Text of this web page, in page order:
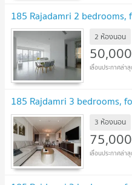
185 Rajadamri 2 bedrooms,
2 ห้องนอน
185 Rajdamri 3 bedrooms,
3 ห้องนอน